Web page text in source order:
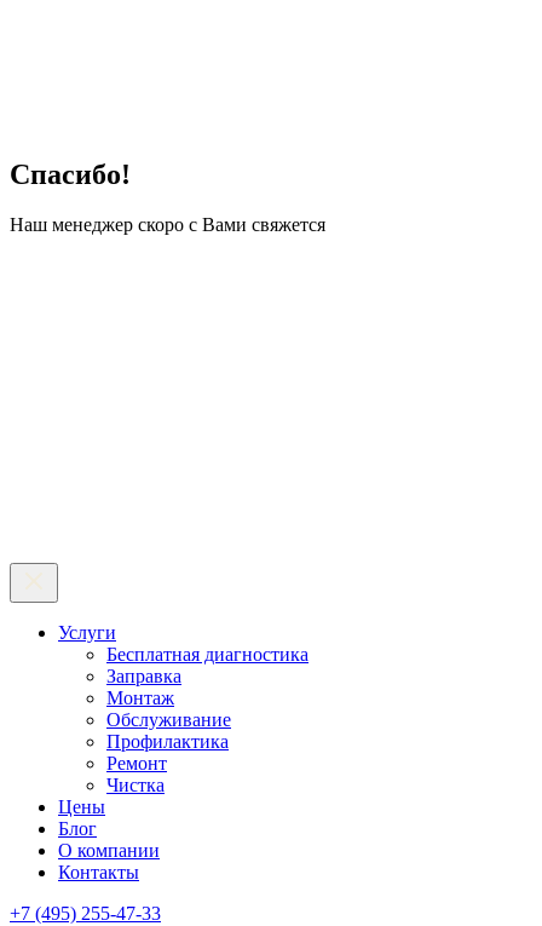
Спасибо!
Наш менеджер скоро с Вами свяжется
Услуги
Бесплатная диагностика
Заправка
Монтаж
Обслуживание
Профилактика
Ремонт
Чистка
Цены
Блог
О компании
Контакты
+7 (495) 255-47-33